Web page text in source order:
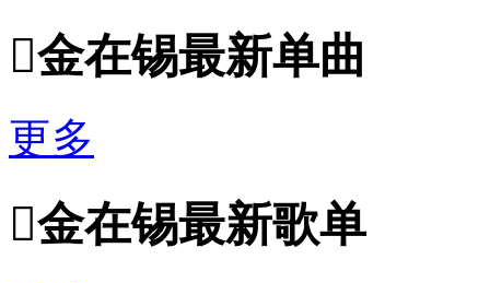
金在锡最新单曲
更多
金在锡最新歌单